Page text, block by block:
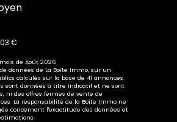
€
de Août 2026
données de La Boîte Immo, sur un
calculés sur la base de 41 annonces.
sont données à titre indicatif et ne sont
ni des offres fermes de vente de
La responsabilité de la Boîte Immo ne
concernant l'exactitude des données et